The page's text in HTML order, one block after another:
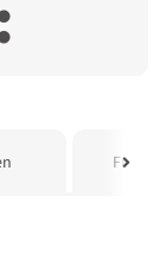
Frage